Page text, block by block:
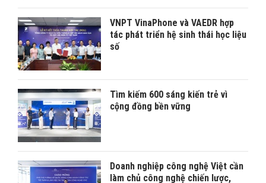
VNPT VinaPhone và VAEDR hợp
tác phát triển hệ sinh thái học liệu
số
Tìm kiếm 600 sáng kiến trẻ vì
cộng đồng bền vững
Doanh nghiệp công nghệ Việt cần
làm chủ công nghệ chiến lược,